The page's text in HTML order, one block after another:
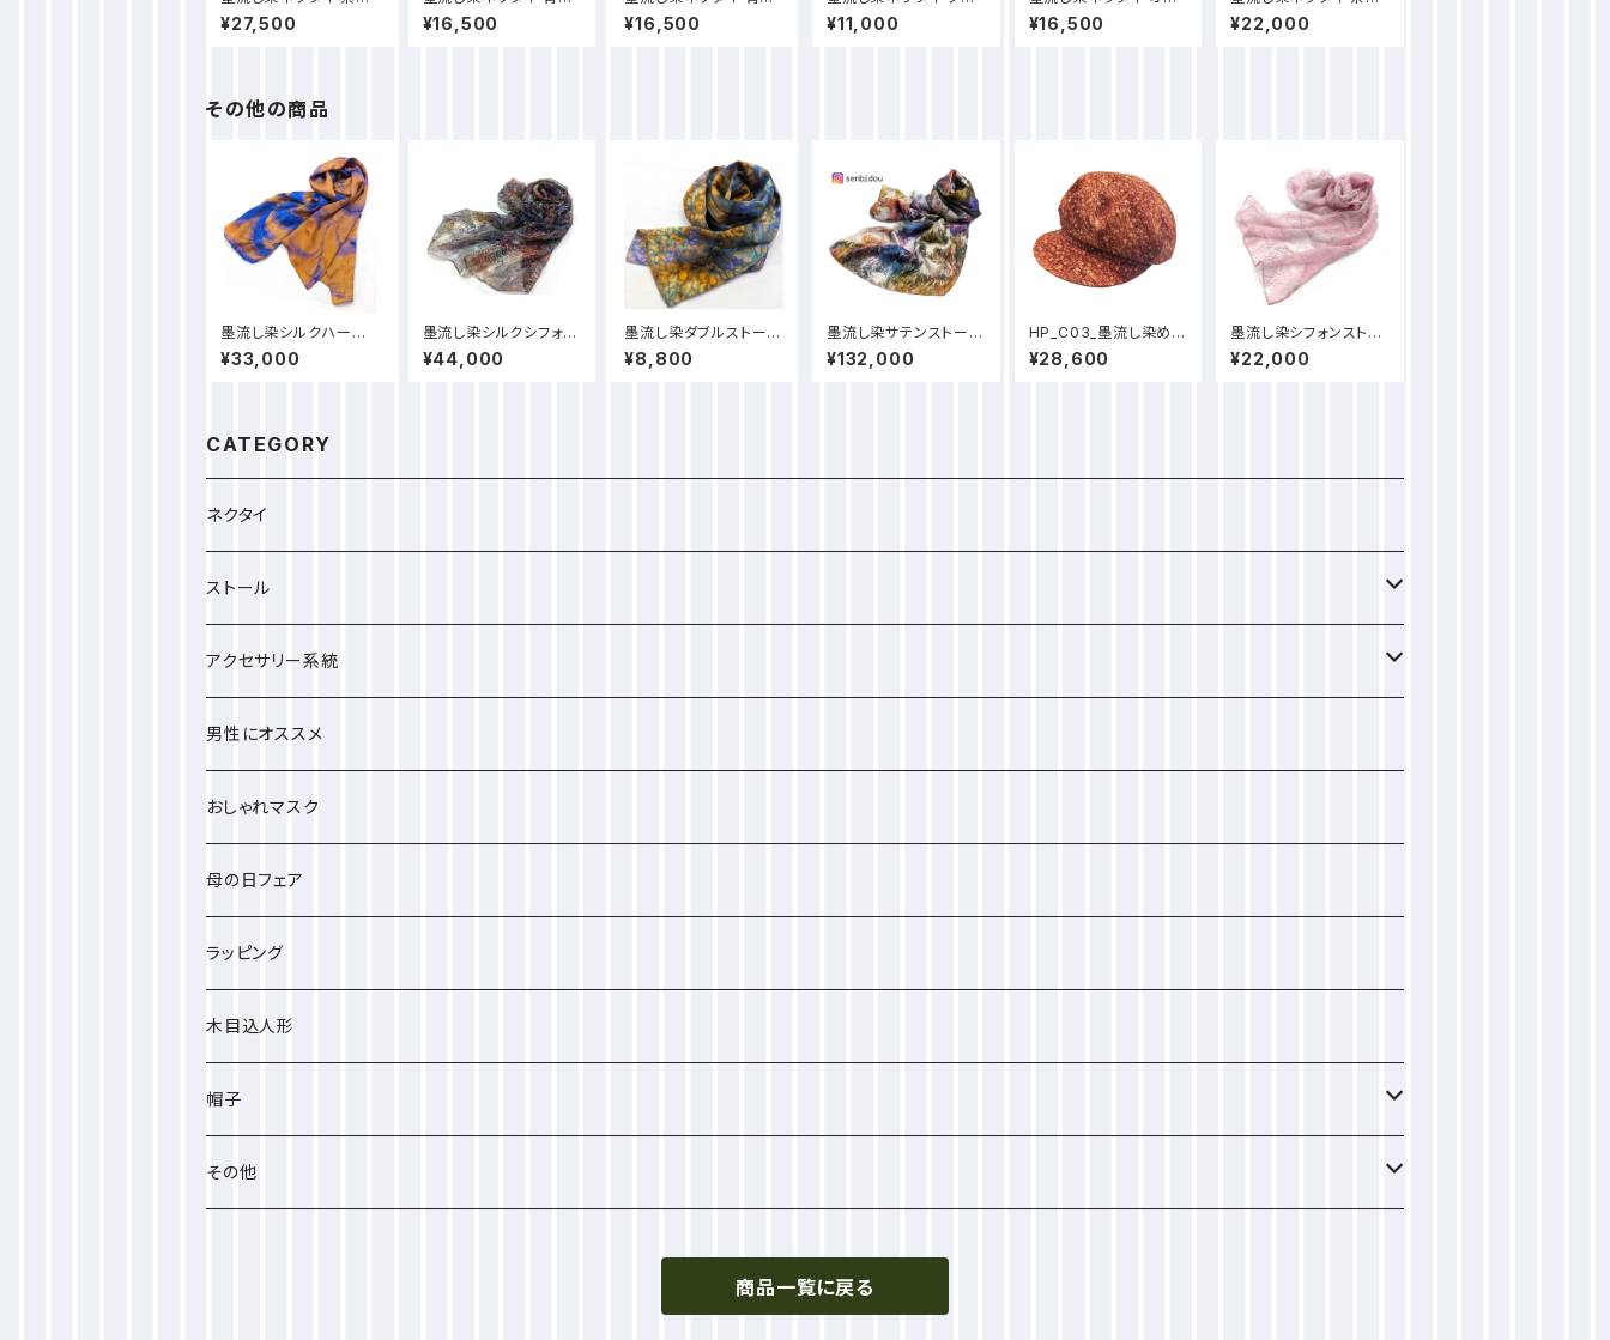
瑚-NN59
¥27,500
風圧柄-NN58
¥16,500
柄-NN57
¥16,500
ーム色-NN52
¥11,000
ンジ紫線柄-NN53
¥16,500
珊瑚柄-NN55
¥22,000
その他の商品
墨流し染シルクハーフ
ストール HS51_オレン
ジ線柄(秋新作)
¥33,000
墨流し染シルクシフォン
ストール大 カラフル珊
瑚柄_LL09
¥44,000
墨流し染ダブルストール
オレンジ泡柄 - D41
¥8,800
墨流し染サテンストール
大 カラフル珊瑚_LL05
¥132,000
HP_C03_墨流し染めハ
ット(ポリ) キャスケット
型 -オレンジ泡柄
¥28,600
墨流し染シフォンストー
ル(中) ピング珊瑚_LS
20
¥22,000
CATEGORY
ネクタイ
ストール
小さめのストール
中ぐらいのストール
大きいストール
プチサイズ
アクセサリー系統
しゅしゅ
男性にオススメ
おしゃれマスク
母の日フェア
ラッピング
木目込人形
帽子
ポリエステル
その他
商品一覧に戻る